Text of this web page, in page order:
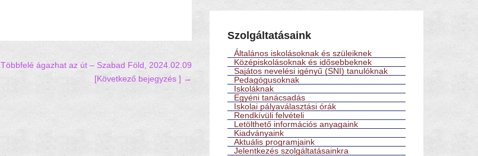
Többfelé ágazhat az út – Szabad Föld, 2024.02.09
[Következő bejegyzés ] →
Szolgáltatásaink
Általános iskolásoknak és szüleiknek
Középiskolásoknak és idősebbeknek
Sajátos nevelési igényű (SNI) tanulóknak
Pedagógusoknak
Iskoláknak
Egyéni tanácsadás
Iskolai pályaválasztási órák
Rendkívüli felvételi
Letölthető információs anyagaink
Kiadványaink
Aktuális programjaink
Jelentkezés szolgáltatásainkra